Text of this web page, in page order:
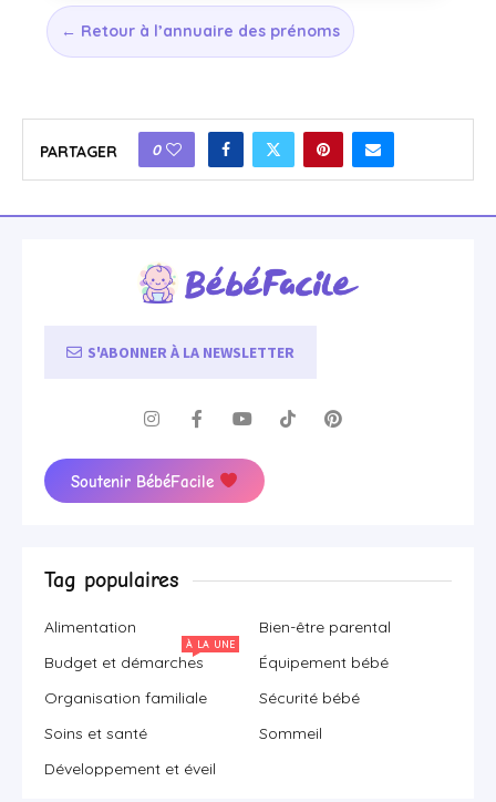
← Retour à l’annuaire des prénoms
PARTAGER 0
S'ABONNER À LA NEWSLETTER
Soutenir BébéFacile
Tag populaires
Alimentation
Bien-être parental
Budget et démarches
À LA UNE
Équipement bébé
Organisation familiale
Sécurité bébé
Soins et santé
Sommeil
Développement et éveil